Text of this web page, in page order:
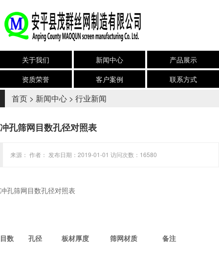
关于我们 新闻中心
产品展示
资质荣誉
客户案例 联系方式
首页 > 新闻中心 > 行业新闻
冲孔筛网目数孔径对照表
来源： 作者： 发布日期：2019-01-01 访问次数：16580
冲孔筛网目数孔径对照表
目数 孔径 板材厚度 筛网材质 备注